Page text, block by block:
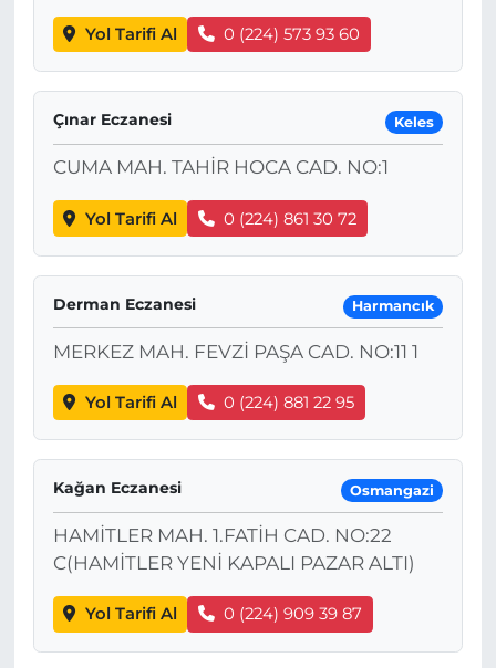
Yol Tarifi Al 0 (224) 573 93 60
Çınar Eczanesi Keles
CUMA MAH. TAHİR HOCA CAD. NO:1
Yol Tarifi Al 0 (224) 861 30 72
Derman Eczanesi Harmancık
MERKEZ MAH. FEVZİ PAŞA CAD. NO:11 1
Yol Tarifi Al 0 (224) 881 22 95
Kağan Eczanesi Osmangazi
HAMİTLER MAH. 1.FATİH CAD. NO:22
C(HAMİTLER YENİ KAPALI PAZAR ALTI)
Yol Tarifi Al 0 (224) 909 39 87